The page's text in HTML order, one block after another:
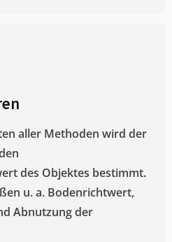
aller Methoden wird der
des Objektes bestimmt.
u. a. Bodenrichtwert,
Abnutzung der